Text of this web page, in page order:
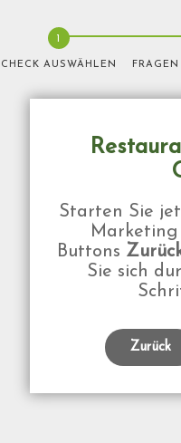
CHECK AUSWÄHLEN
Starten Sie
Marketing
Buttons
Sie sich